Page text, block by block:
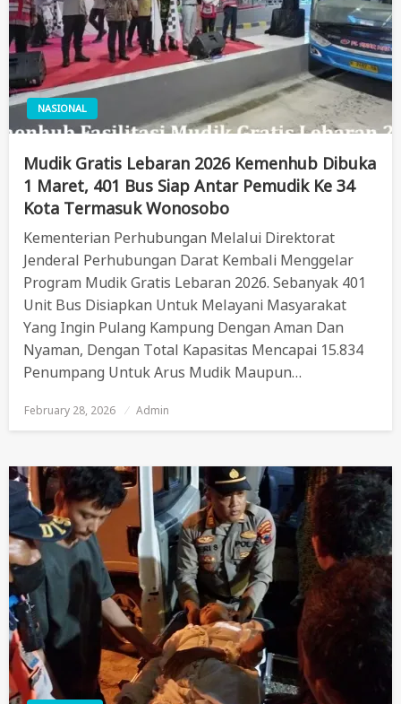
NASIONAL
Mudik Gratis Lebaran 2026 Kemenhub Dibuka
1 Maret, 401 Bus Siap Antar Pemudik Ke 34
Kota Termasuk Wonosobo
Kementerian Perhubungan Melalui Direktorat
Jenderal Perhubungan Darat Kembali Menggelar
Program Mudik Gratis Lebaran 2026. Sebanyak 401
Unit Bus Disiapkan Untuk Melayani Masyarakat
Yang Ingin Pulang Kampung Dengan Aman Dan
Nyaman, Dengan Total Kapasitas Mencapai 15.834
Penumpang Untuk Arus Mudik Maupun…
Posted
February 28, 2026 Admin